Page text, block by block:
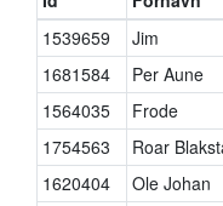
1539659
Jim
1681584
Per Aune
1564035
Frode
1754563
Roar
1620404
Ole Johan